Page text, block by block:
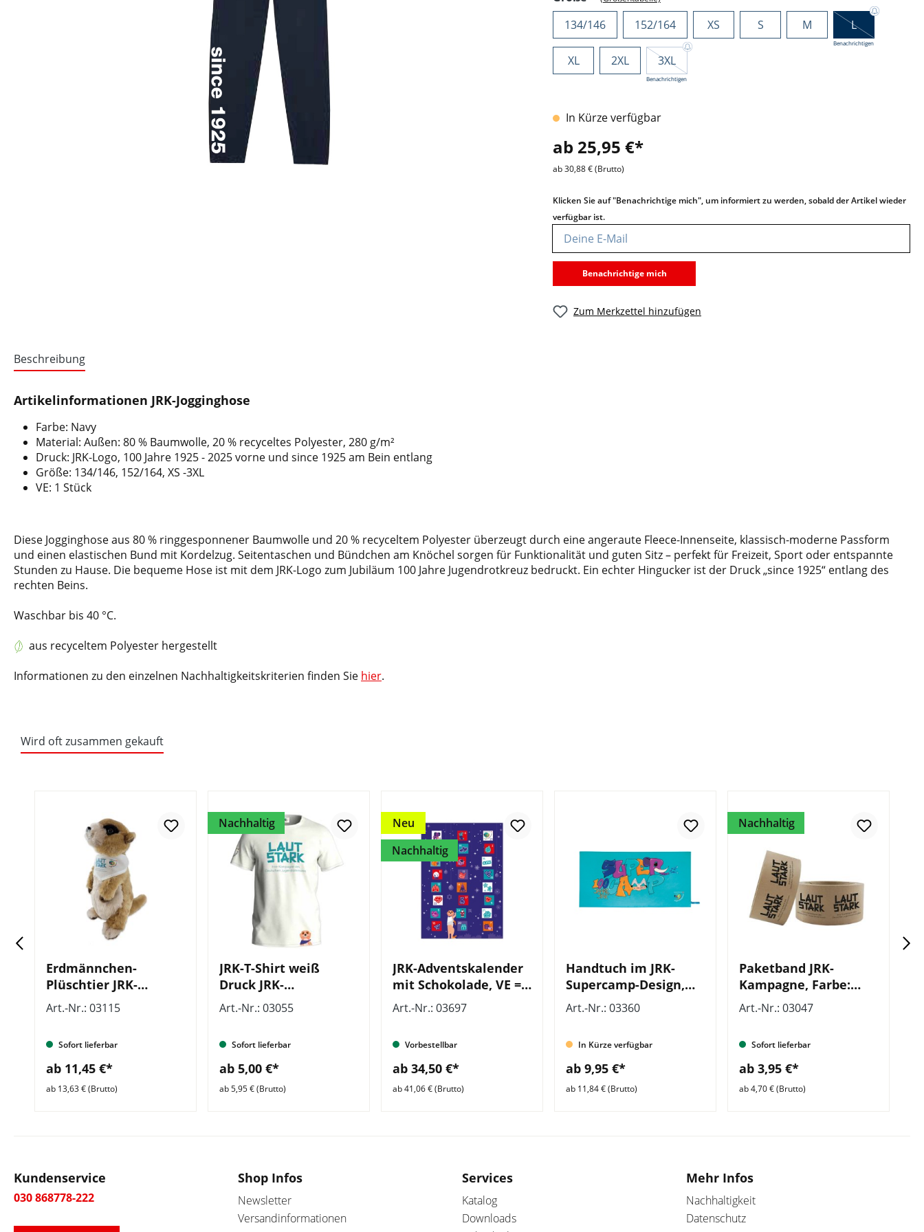
134/146 152/164 XS S M L
Benachrichtigen
XL 2XL 3XL
Benachrichtigen
In Kürze verfügbar
ab 25,95 €*
ab 30,88 € (Brutto)
Klicken Sie auf "Benachrichtige mich", um informiert zu werden, sobald der Artikel wieder
verfügbar ist.
Deine E-Mail
Benachrichtige mich
Zum Merkzettel hinzufügen
Beschreibung
Artikelinformationen JRK-Jogginghose
Farbe: Navy
Material: Außen: 80 % Baumwolle, 20 % recyceltes Polyester, 280 g/m²
Druck: JRK-Logo, 100 Jahre 1925 - 2025 vorne und since 1925 am Bein entlang
Größe: 134/146, 152/164, XS -3XL
VE: 1 Stück
Diese Jogginghose aus 80 % ringgesponnener Baumwolle und 20 % recyceltem Polyester überzeugt durch eine angeraute Fleece-Innenseite, klassisch-moderne Passform
und einen elastischen Bund mit Kordelzug. Seitentaschen und Bündchen am Knöchel sorgen für Funktionalität und guten Sitz – perfekt für Freizeit, Sport oder entspannte
Stunden zu Hause. Die bequeme Hose ist mit dem JRK-Logo zum Jubiläum 100 Jahre Jugendrotkreuz bedruckt. Ein echter Hingucker ist der Druck „since 1925“ entlang des
rechten Beins.
Waschbar bis 40 °C.
aus recyceltem Polyester hergestellt
Informationen zu den einzelnen Nachhaltigkeitskriterien finden Sie hier.
Wird oft zusammen gekauft
Erdmännchen-
Plüschtier JRK-
Kampagne
Art.-Nr.: 03115
Sofort lieferbar
ab 11,45 €*
ab 13,63 € (Brutto)
Nachhaltig
JRK-T-Shirt weiß
Druck JRK-
Kampagnen-Motiv
Art.-Nr.: 03055
Sofort lieferbar
ab 5,00 €*
ab 5,95 € (Brutto)
Neu
Nachhaltig
JRK-Adventskalender
mit Schokolade, VE =
10 Stück
Art.-Nr.: 03697
Vorbestellbar
ab 34,50 €*
ab 41,06 € (Brutto)
Handtuch im JRK-
Supercamp-Design,
aus recycelter
Microfaser
Art.-Nr.: 03360
In Kürze verfügbar
ab 9,95 €*
ab 11,84 € (Brutto)
Nachhaltig
Paketband JRK-
Kampagne, Farbe:
Braun
Art.-Nr.: 03047
Sofort lieferbar
ab 3,95 €*
ab 4,70 € (Brutto)
Kundenservice
030 868778-222
Shop Infos
Newsletter
Versandinformationen
Services
Katalog
Downloads
Mehr Infos
Nachhaltigkeit
Datenschutz